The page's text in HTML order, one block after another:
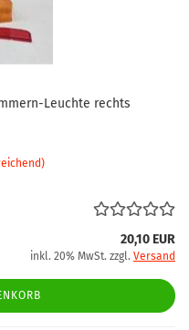
Leuchte rechts
20,10 EUR
inkl. 20% MwSt. zzgl. Versand